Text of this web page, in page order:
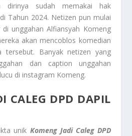
dirinya sudah memakai hak
Tahun 2024. Netizen pun mulai
unggahan Alfiansyah Komeng
akan mencoblos komedian
tersebut. Banyak netizen yang
dan caption unggahan
di instagram Komeng.
CALEG DPD DAPIL
unik Komeng Jadi Caleg DPD